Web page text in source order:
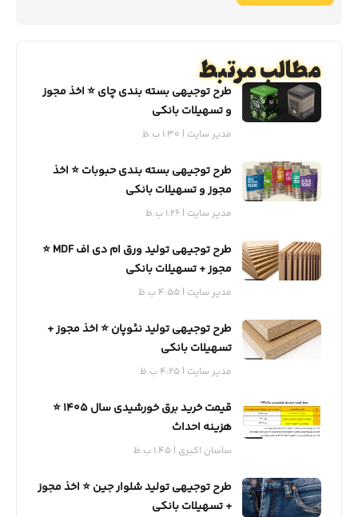
مطالب مرتبططرح توجیهی بسته بندی چای ⭐️ اخذ مجوز
و تسهیلات بانکی
مدیر سایت 1:30 ب.ظ
طرح توجیهی بسته بندی حبوبات ⭐️ اخذ
مجوز و تسهیلات بانکی
مدیر سایت 1:26 ب.ظ
طرح توجیهی تولید ورق ام دی اف MDF ⭐️
مجوز + تسهیلات بانکی
مدیر سایت 4:55 ب.ظ
طرح توجیهی تولید نئوپان ⭐️ اخذ مجوز +
تسهیلات بانکی
مدیر سایت 4:25 ب.ظ
قیمت خرید برق خورشیدی سال 1405 ⭐️
هزینه احداث
ساسان اکبری 1:45 ب.ظ
طرح توجیهی تولید شلوار جین ⭐️ اخذ مجوز
+ تسهیلات بانکی